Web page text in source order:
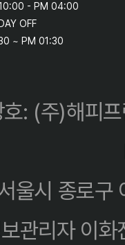
- PM 04:00
OFF
~ PM 01:30
호: (주)해피
울시 종로구
관리자 이화